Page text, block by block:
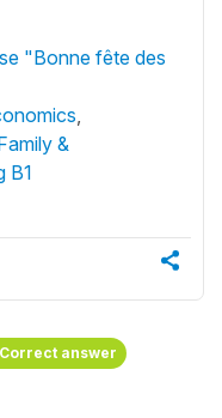
"Bonne fête des
,
&
B1
Correct answer